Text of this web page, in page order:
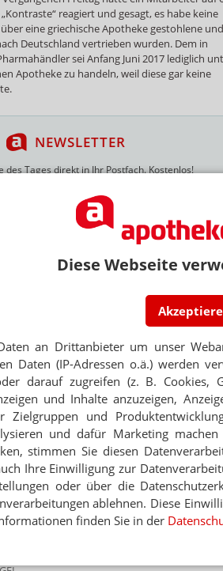
Diese Webseite
an Drittanbieter um unser
Daten (IP-Adressen o.ä.) werden
darauf zugreifen (z. B. Cookies,
und Inhalte anzuzeigen,
Zielgruppen und
und dafür Marketing
stimmen Sie diesen
Ihre Einwilligung zur
oder über die
ablehnen. Diese
finden Sie in der
reagiert und gesagt, es habe keine
eine griechische Apotheke gestohlene und
Deutschland vertrieben wurden. Dem in
sei Anfang Juni 2017 lediglich
Apotheke zu handeln, weil diese gar keine
NEWSLETTER
des Tages direkt in Ihr Postfach. Kostenlos!
zum Newsletter & Datenschutz
Die Liste
räumt Fehler ein – Rückruf gestartet
Ministerium will Akteneinsicht
wusste von Diebstahlverdacht